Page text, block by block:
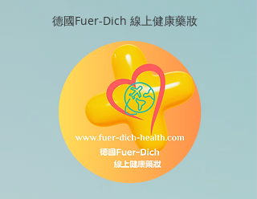
德國Fuer-Dich 線上健康藥妝